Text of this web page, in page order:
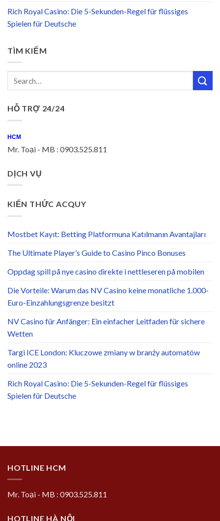
Rich Royal Casino: Die 5-Sekunden-Regel für flüssiges
Spielen für Deutsche
TÌM KIẾM
HỖ TRỢ 24/24
HCM
Mr. Toại - MB : 0903.525.811
DỊCH VỤ
KIẾN THỨC ACQUY
Mostbet Kayıt: Betting Platformuna Katılmanın Avantajları
The Ultimate Player’s Guide to Casino Pinco Bonuses
Oppdag spill på nye casino direkte i nettleseren på mobilen
Die Vorteile: Warum das NV Casino keine monatliche 1.000-
Euro-Einzahlungsgrenze besitzt
NV Casino für Anfänger: Ein einfacher Leitfaden für sichere
Wetten
Targi ICE London: Kluczowe zmiany w branży automatów
online 2023
Rich Royal Casino: Die 5-Sekunden-Regel für flüssiges
Spielen für Deutsche
HOTLINE HCM
Mr. Toại - MB : 0903.525.811
HOTLINE HÀ NỘI